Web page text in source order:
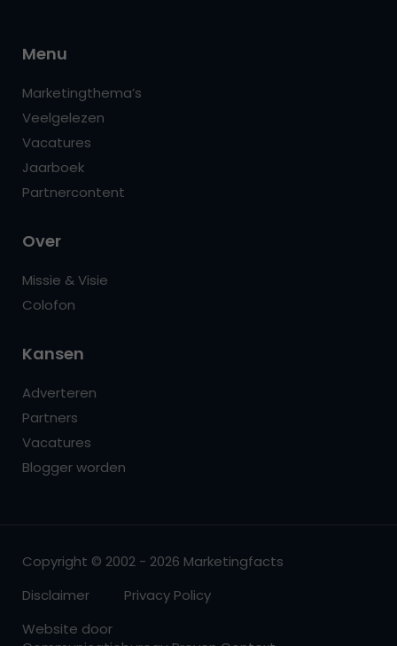
Menu
Marketingthema’s
Veelgelezen
Vacatures
Jaarboek
Partnercontent
Over
Missie & Visie
Colofon
Kansen
Adverteren
Partners
Vacatures
Blogger worden
Copyright © 2002 - 2026 Marketingfacts
Disclaimer
Privacy Policy
Website door